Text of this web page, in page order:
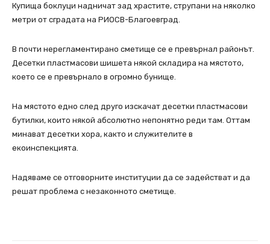
Купища боклуци надничат зад храстите, струпани на няколко
метри от сградата на РИОСВ-Благоевград.
В почти нерегламентирано сметище се е превърнал районът.
Десетки пластмасови шишета някой складира на мястото,
което се е превърнало в огромно бунище.
На мястото едно след друго изскачат десетки пластмасови
бутилки, които някой абсолютно непонятно реди там. Оттам
минават десетки хора, както и служителите в
екоинспекцията.
Надяваме се отговорните институции да се задействат и да
решат проблема с незаконното сметище.